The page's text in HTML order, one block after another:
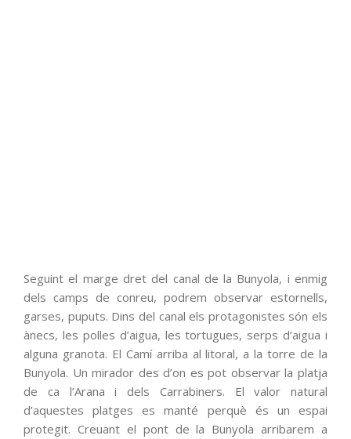
Seguint el marge dret del canal de la Bunyola, i enmig
dels camps de conreu, podrem observar estornells,
garses, puputs. Dins del canal els protagonistes són els
ànecs, les polles d’aigua, les tortugues, serps d’aigua i
alguna granota. El Camí arriba al litoral, a la torre de la
Bunyola. Un mirador des d’on es pot observar la platja
de ca l’Arana i dels Carrabiners. El valor natural
d’aquestes platges es manté perquè és un espai
protegit. Creuant el pont de la Bunyola arribarem a